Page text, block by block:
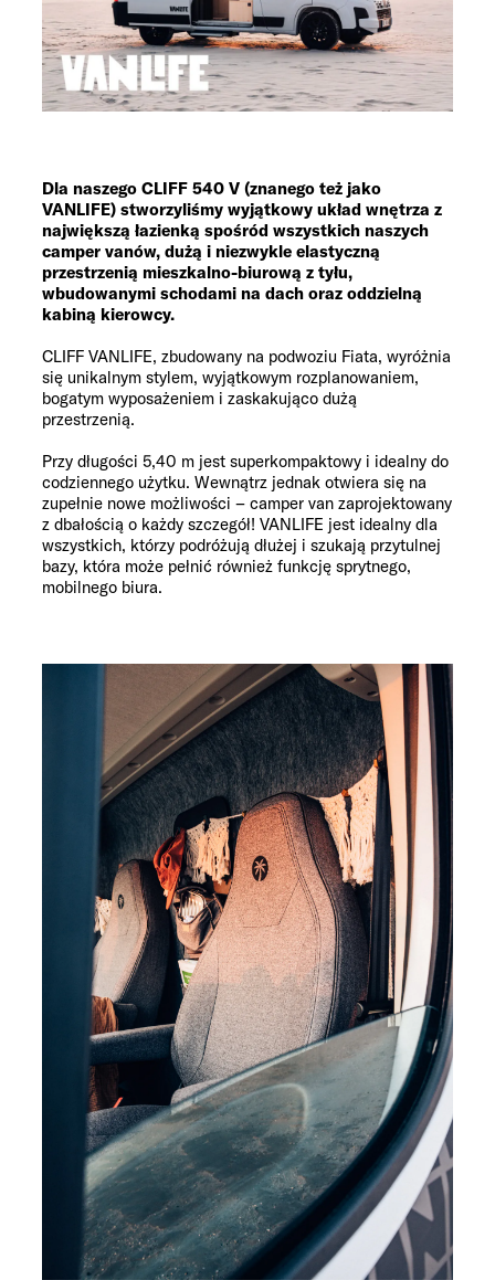
Dla naszego CLIFF 540 V (znanego też jako
VANLIFE) stworzyliśmy wyjątkowy układ wnętrza z
największą łazienką spośród wszystkich naszych
camper vanów, dużą i niezwykle elastyczną
przestrzenią mieszkalno-biurową z tyłu,
wbudowanymi schodami na dach oraz oddzielną
kabiną kierowcy.
CLIFF VANLIFE, zbudowany na podwoziu Fiata, wyróżnia
się unikalnym stylem, wyjątkowym rozplanowaniem,
bogatym wyposażeniem i zaskakująco dużą
przestrzenią.
Przy długości 5,40 m jest superkompaktowy i idealny do
codziennego użytku. Wewnątrz jednak otwiera się na
zupełnie nowe możliwości – camper van zaprojektowany
z dbałością o każdy szczegół! VANLIFE jest idealny dla
wszystkich, którzy podróżują dłużej i szukają przytulnej
bazy, która może pełnić również funkcję sprytnego,
mobilnego biura.